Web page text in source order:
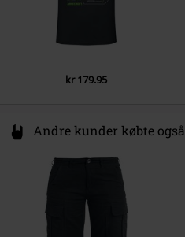
kr 179.95
Andre kunder købte også